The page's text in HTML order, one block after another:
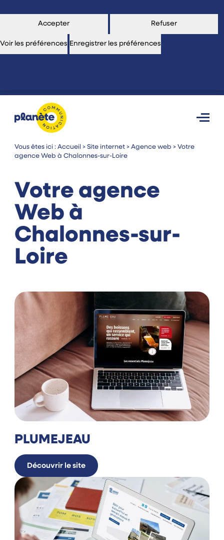
Accepter Refuser
Voir les préférences Enregistrer les préférences
Vous êtes ici :Accueil >Site internet >Agence web >Votre
agence Web à Chalonnes-sur-Loire
Votre agence
Web à
Chalonnes-sur-
Loire
PLUMEJEAU
Découvrir le site